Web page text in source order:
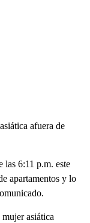
afuera de
las 6:11 p.m. este
apartamentos y lo
asiática